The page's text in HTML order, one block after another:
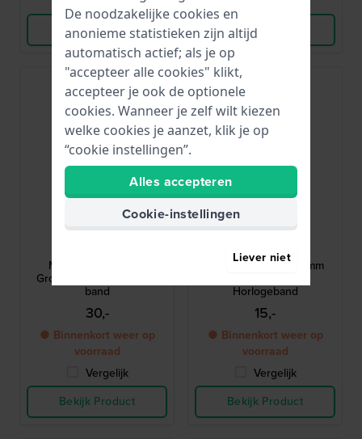
Bekijk Product
Bekijk Product
Swatch
Misty Cliffs 19.7 mm
Groente textiel-siliconen
band
30,-
● Binnenkort weer op
voorraad
Vergelijk
Bekijk Product
Swatch
ASB03N101
SB03N101 Blite 19.7 mm
Horlogeband
15,-
● Binnenkort weer op
voorraad
Vergelijk
Bekijk Product
De noodzakelijke cookies en
anonieme statistieken zijn altijd
automatisch actief; als je op
"accepteer alle cookies" klikt,
accepteer je ook de optionele
cookies. Wanneer je zelf wilt kiezen
welke cookies je aanzet, klik je op
“cookie instellingen”.
Alles accepteren
Cookie-instellingen
Liever niet